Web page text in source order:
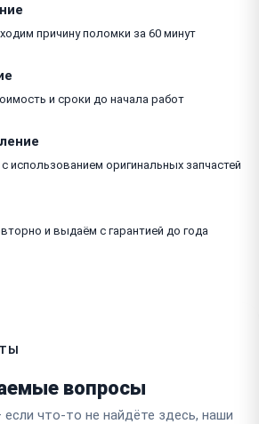
причину поломки за 60 минут
и сроки до начала работ
использованием оригинальных запчастей
и выдаём с гарантией до года
вопросы
что-то не найдёте здесь, наши